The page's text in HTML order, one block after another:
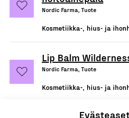
Nordic Farma, Tuote
Kosmetiikka-, hius- ja
Lip Balm
Nordic Farma, Tuote
Kosmetiikka-, hius- ja